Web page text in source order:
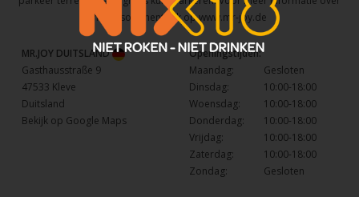
het assortiment kijk opwww.mr-joy.de
MR.JOY DUITSLAND
Gasthausstraße 9
47533 Kleve
Duitsland
Bekijk op Google Maps
Openingstijden:
Maandag:
Gesloten
Dinsdag:
10:00-18:00
Woensdag:
10:00-18:00
Donderdag:
10:00-18:00
Vrijdag:
10:00-18:00
Zaterdag:
10:00-18:00
Zondag:
Gesloten